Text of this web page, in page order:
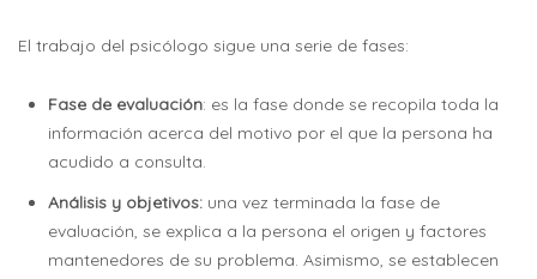
El trabajo del psicólogo sigue una serie de fases:
Fase de evaluación: es la fase donde se recopila toda la
información acerca del motivo por el que la persona ha
acudido a consulta.
Análisis y objetivos: una vez terminada la fase de
evaluación, se explica a la persona el origen y factores
mantenedores de su problema. Asimismo, se establecen